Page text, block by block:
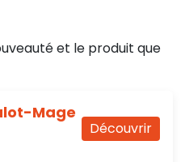
€
HT
et le produit que
Découvrir
Mage